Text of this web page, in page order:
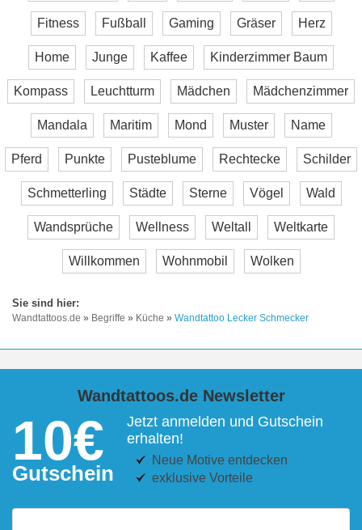
Fitness Fußball Gaming Gräser Herz
Home Junge Kaffee Kinderzimmer Baum
Kompass Leuchtturm Mädchen Mädchenzimmer
Mandala Maritim Mond Muster Name
Pferd Punkte Pusteblume Rechtecke Schilder
Schmetterling Städte Sterne Vögel Wald
Wandsprüche Wellness Weltall Weltkarte
Willkommen Wohnmobil Wolken
Wandtattoos.de » Begriffe » Küche » Wandtattoo Lecker Schmecker
Wandtattoos.de Newsletter
10€
Gutschein
Jetzt anmelden und Gutschein
erhalten!
Neue Motive entdecken
exklusive Vorteile